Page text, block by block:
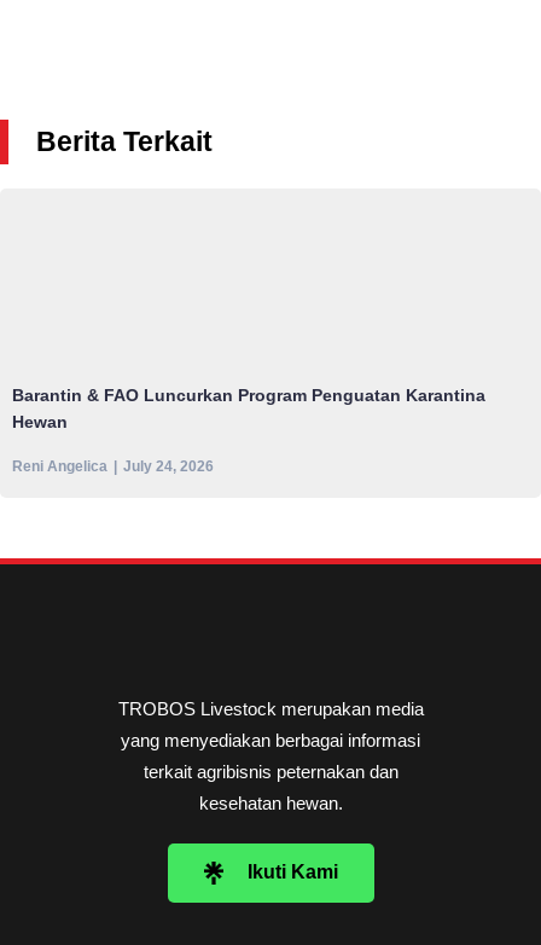
Berita Terkait
Barantin & FAO Luncurkan Program Penguatan Karantina
Hewan
Reni Angelica July 24, 2026
TROBOS Livestock merupakan media
yang menyediakan berbagai informasi
terkait agribisnis peternakan dan
kesehatan hewan.
Ikuti Kami